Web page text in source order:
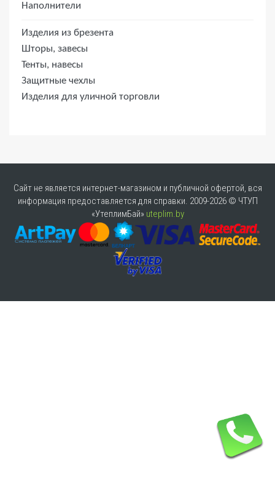
Наполнители
Изделия из брезента
Шторы, завесы
Тенты, навесы
Защитные чехлы
Изделия для уличной торговли
Сайт не является интернет-магазином и публичной офертой, вся
информация предоставляется для справки. 2009-2026 © ЧТУП
«УтеплимБай» uteplim.by